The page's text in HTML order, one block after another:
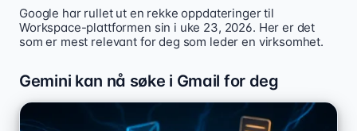
Google Workspace rullet ut flere oppdateringer 5.
Google har rullet ut en rekke oppdateringer til
Workspace-plattformen sin i uke 23, 2026. Her er det
som er mest relevant for deg som leder en virksomhet.
Gemini kan nå søke i Gmail for deg